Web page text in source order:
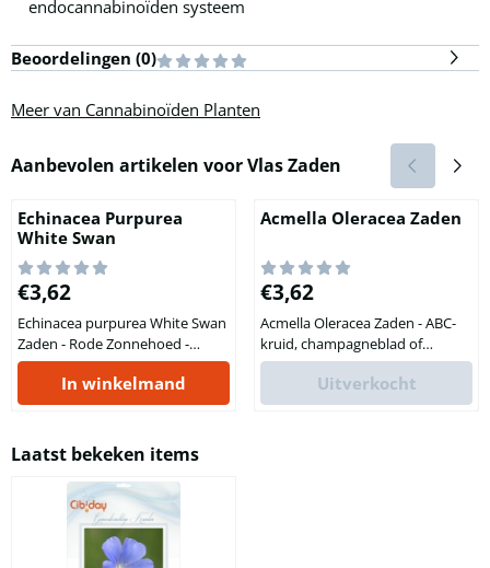
endocannabinoïden systeem
Beoordelingen (0)
Meer van Cannabinoïden Planten
Aanbevolen artikelen voorVlas Zaden
Echinacea Purpurea
White Swan
Prijs: 3,62
€3,62
Echinacea purpurea White Swan
Zaden - Rode Zonnehoed -
Cannabinoïden planten zelf
kweken! Echinacea purpurea
White Swan zaden om zelf je
kweken waarin zich
vormen. Deze cannabimimetica
hebben de gunstige eigenschap
dat ze, net als de klassieke
cannabinoïden in cannabis,
In winkelmand
Acmella Oleracea Zaden
Prijs: 3,62
€3,62
Acmella Oleracea Zaden - ABC-
kruid, champagneblad of
parakers - Cannabinoïden
planten kweken! Acmella
oleracea zaden voor het kweken
Uitverkocht
Laatst bekeken items